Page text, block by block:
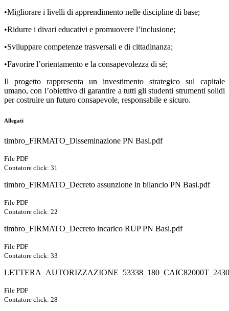
•Migliorare i livelli di apprendimento nelle discipline di base;
•Ridurre i divari educativi e promuovere l’inclusione;
•Sviluppare competenze trasversali e di cittadinanza;
•Favorire l’orientamento e la consapevolezza di sé;
Il progetto rappresenta un investimento strategico sul capitale
umano, con l’obiettivo di garantire a tutti gli studenti strumenti solidi
per costruire un futuro consapevole, responsabile e sicuro.
Allegati
timbro_FIRMATO_Disseminazione PN Basi.pdf
File PDF
Contatore click: 31
timbro_FIRMATO_Decreto assunzione in bilancio PN Basi.pdf
File PDF
Contatore click: 22
timbro_FIRMATO_Decreto incarico RUP PN Basi.pdf
File PDF
Contatore click: 33
File PDF
Contatore click: 28